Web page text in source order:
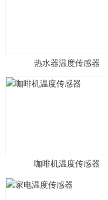
热水器温度传感器
咖啡机温度传感器